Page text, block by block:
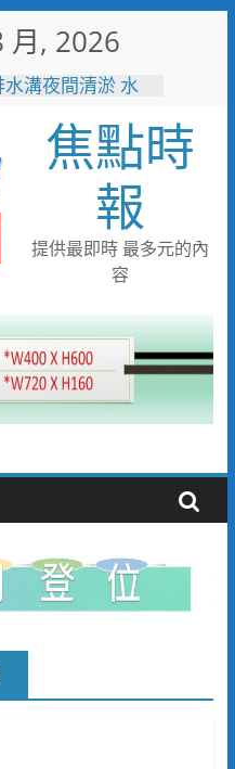
月, 2026
溝夜間清淤 水
育再攀高峰！ 全
奪23面獎牌
梅垣稔抵台交流
現台日花藝文化
彩展演登場
魏平政彰化造
六都承接王惠美
車 首配全自動
焦點時
報
提供最即時 最多元的內
容